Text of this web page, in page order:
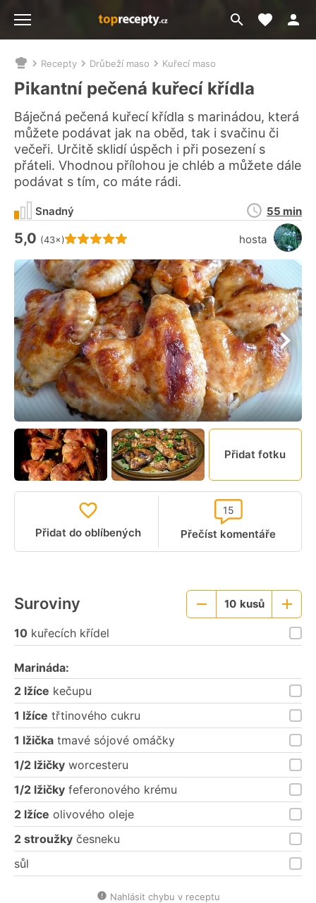
Přejít
na
Moje
Nacházíte
se
zde:
Recepty Drůbeží maso Kuřecí maso
Pikantní pečená kuřecí křídla
Báječná pečená kuřecí křídla s marinádou, která
můžete podávat jak na oběd, tak i svačinu či
večeři. Určitě sklidí úspěch i při posezení s
přáteli. Vhodnou přílohou je chléb a můžete dále
podávat s tím, co máte rádi.
Hodnocení receptu je
5,0 (43×) hosta
Snadný
Doba
přípravy
55 min
Přidat fotku
Přidat do oblíbených Přečíst komentáře
15
Suroviny
Menší10 kusů
Větší
porce
10 kuřecích křídel
Marináda:
2 lžíce kečupu
1 lžíce třtinového cukru
1 lžička tmavé sójové omáčky
1/2 lžičky worcesteru
1/2 lžičky feferonového krému
2 lžíce olivového oleje
2 stroužky česneku
sůl
Nahlásit chybu v receptu